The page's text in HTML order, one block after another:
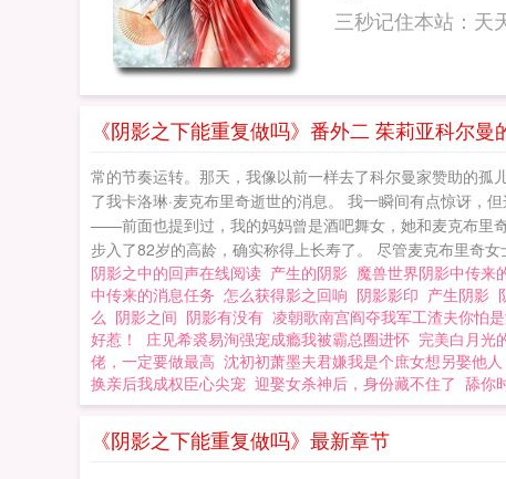
《阴影之下能重复做吗》番外二 茱莉亚科尔曼
常的节奏运转。那天，我像以前一样去了科尔曼家赞助的
了我卡洛琳·麦克布里奇逝世的消息。 我一瞬间有点惊讶，
——前面也提到过，我的妈妈曾是酒吧舞女，她和麦克布里
步入了82岁的高龄，确实称得上长寿了。 尽管麦克布里奇
阴影之中的回声在线阅读 产生的阴影 魔兽世界阴影中传来
中传来的消息任务 怎么获得影之回响 阴影影印 产生阴影
么 阴影之间 阴影有没有 凌朝歌南宫阎夺我军工渣夫你怕
好惹！
庄见希裘易洵强宠成瘾我被霸总圈进怀 完美白月光
佬，一定要做最高 沈初初萧墨夫君嫌我是个庶女想另娶他人
换亲后我成权臣心尖宠 迎娶女杀神后，身份藏不住了 舔你
《阴影之下能重复做吗》最新章节